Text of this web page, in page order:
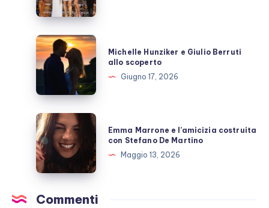
fanno
ora?
Michelle
Hunziker
e
Berruti
allo
scoperto
Michelle Hunziker e Giulio Berruti
allo scoperto
Giugno 17, 2026
Emma
Marrone
e
l’amicizia
costruita
con
Emma Marrone e l’amicizia costruita
con Stefano De Martino
Maggio 13, 2026
Commenti